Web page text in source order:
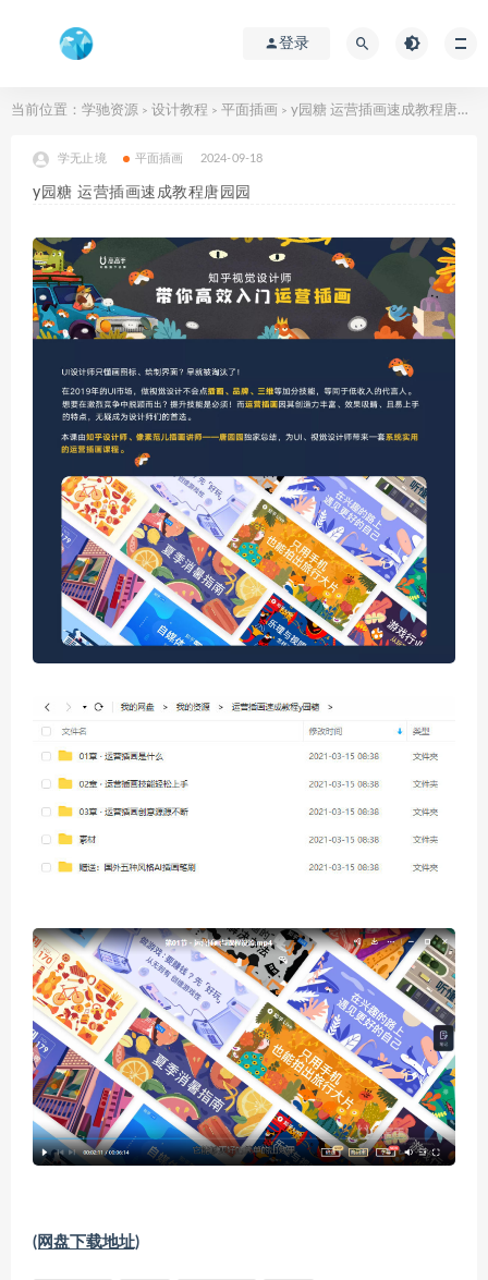
登录
当前位置： 学驰资源 > 设计教程 > 平面插画 > y园糖 运营插画速成教程唐园园
学无止境 平面插画 2024-09-18
y园糖 运营插画速成教程唐园园
(网盘下载地址)